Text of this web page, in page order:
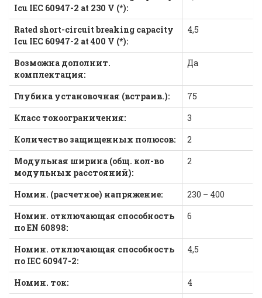
Icu IEC 60947-2 at 230 V (*):
Rated short-circuit breaking capacity
Icu IEC 60947-2 at 400 V (*):
4,5
Возможна дополнит.
комплектация:
Да
Глубина установочная (встраив.):
75
Класс токоограничения:
3
Количество защищенных полюсов:
2
Модульная ширина (общ. кол-во
модульных расстояний):
2
Номин. (расчетное) напряжение:
230 – 400
Номин. отключающая способность
по EN 60898:
6
Номин. отключающая способность
по IEC 60947-2:
4,5
Номин. ток:
4